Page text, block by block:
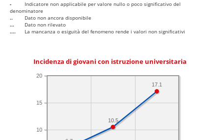
-
Indicatore non applicabile per valore nullo o poco significativo del
denominatore
..
Dato non ancora disponibile
...
Dato non rilevato
....
La mancanza o esiguità del fenomeno rende i valori non significativi
Incidenza di giovani con istruzione universitaria
10
15
20
17.1
10.5